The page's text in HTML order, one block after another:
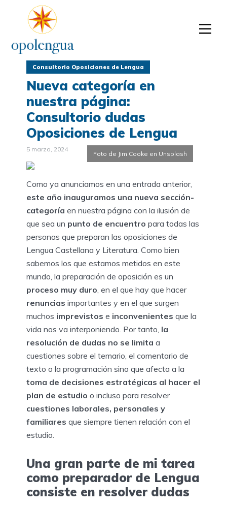
Consultorio Oposiciones de Lengua
Nueva categoría en
nuestra página:
Consultorio dudas
Oposiciones de Lengua
5 marzo, 2024
Foto de Jim Cooke en Unsplash
Como ya anunciamos en una entrada anterior,
este año inauguramos una nueva sección-
categoría en nuestra página con la ilusión de
que sea un punto de encuentro para todas las
personas que preparan las oposiciones de
Lengua Castellana y Literatura. Como bien
sabemos los que estamos metidos en este
mundo, la preparación de oposición es un
proceso muy duro , en el que hay que hacer
renuncias importantes y en el que surgen
muchos imprevistos e inconvenientes que la
vida nos va interponiendo. Por tanto, la
resolución de dudas no se limita a
cuestiones sobre el temario, el comentario de
texto o la programación sino que afecta a la
toma de decisiones estratégicas al hacer el
plan de estudio o incluso para resolver
cuestiones laborales, personales y
familiares que siempre tienen relación con el
estudio.
Una gran parte de mi tarea
como preparador de Lengua
consiste en resolver dudas